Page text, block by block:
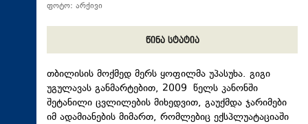
სამართალი
თავდაცვა
კულტურა
ტექნოლოგიები
ფოტო: არქივი
წინა სტატია
თბილისის მოქმედ მერს ყოფილმა უპასუხა. გიგი
უგულავას განმარტებით, 2009 წელს კანონში
შეტანილი ცვლილების მიხედვით, გაუქმდა ჯარიმები
იმ ადამიანების მიმართ, რომლებიც ექსპლუატაციაში